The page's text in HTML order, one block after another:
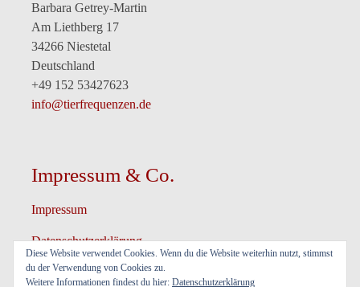
Barbara Getrey-Martin
Am Liethberg 17
34266 Niestetal
Deutschland
+49 152 53427623
info@tierfrequenzen.de
Impressum & Co.
Impressum
Datenschutzerklärung
Informationen
Diese Website verwendet Cookies. Wenn du die Website weiterhin nutzt, stimmst
du der Verwendung von Cookies zu.
Weitere Informationen findest du hier: Datenschutzerklärung